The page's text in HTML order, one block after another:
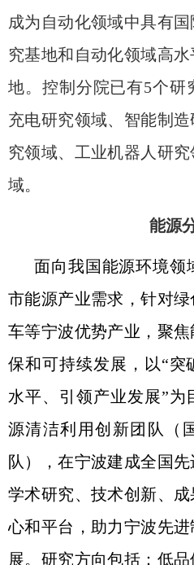
成为自动化领域中具有
究基地和自动化领域高
地。 控制分院已有5个研
充电研究领域、智能制
究领域、工业机器人研
域。
能源
面向我国能源环境领
市能源产业需求，针对绿
车等宁波优势产业，聚
保和可持续发展，以“突
水平、引领产业发展”为
源清洁利用创新团队（
队），在宁波建成全国
学术研究、技术创新、
心和平台，助力宁波先
展。 研究方向包括 ：低